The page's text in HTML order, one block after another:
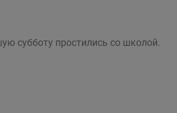
субботу простились со школой.